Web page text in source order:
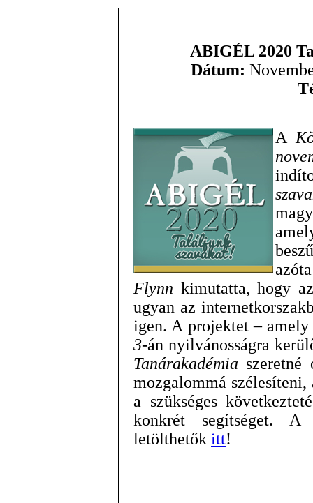
ABIGÉL 2020
Dátum:
A
Flynn kimutatta, hogy
ugyan az
igen. A projektet –
3-án nyilvánosságra
Tanárakadémia szeretné
mozgalommá
a szükséges
konkrét segítséget.
letölthetők itt!